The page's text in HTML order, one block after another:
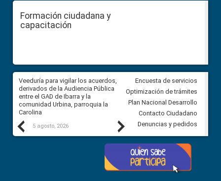
Formación ciudadana y
capacitación
Previous
Veeduría para vigilar los acuerdos,
derivados de la Audiencia Pública
entre el GAD de Ibarra y la
comunidad Urbina, parroquia la
Carolina
5 agosto, 2026
CPCCS convoca a Veeduría
Ciudadana para vigilar el
5 agosto, 2026
Next
Encuesta de servicios
Optimización de trámites
Plan Nacional Desarrollo
Contacto Ciudadano
Denuncias y pedidos